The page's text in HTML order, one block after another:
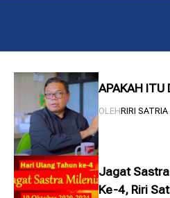
APAKAH ITU
OLEHRIRI SATRIA
Jagat
Ke-4, Riri